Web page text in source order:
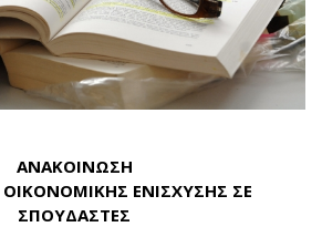
ΑΝΑΚΟΙΝΩΣΗ
ΕΝΙΣΧΥΣΗΣ ΣΕ
ΣΠΟΥΔΑΣΤΕΣ